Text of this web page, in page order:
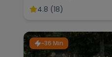
4.8 (18)
~36 Min